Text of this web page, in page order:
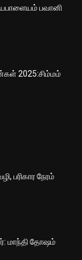
பவானி
2025:சிம்மம்
பரிகார நேரம்
மாந்தி தோஷம்